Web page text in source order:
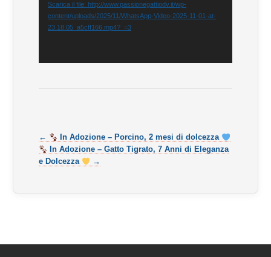
Scarica il file: http://www.passionegattiodv.it/wp-
content/uploads/2025/11/WhatsApp-Video-2025-11-01-at-
23.18.05_a5cff166.mp4?_=3
←
In Adozione – Porcino, 2 mesi di dolcezza
In Adozione – Gatto Tigrato, 7 Anni di Eleganza
e Dolcezza
→